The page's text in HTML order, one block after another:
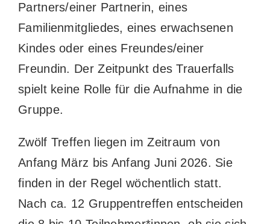
Partners/einer Partnerin, eines
Familienmitgliedes, eines erwachsenen
Kindes oder eines Freundes/einer
Freundin. Der Zeitpunkt des Trauerfalls
spielt keine Rolle für die Aufnahme in die
Gruppe.
Zwölf Treffen liegen im Zeitraum von
Anfang März bis Anfang Juni 2026. Sie
finden in der Regel wöchentlich statt.
Nach ca. 12 Gruppentreffen entscheiden